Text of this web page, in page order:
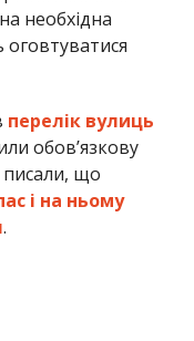
необхідна
перелік вулиць
обов’язкову
що
і на ньому
.